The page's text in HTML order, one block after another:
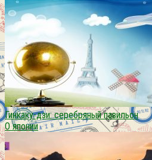
Гинкаку-дзи: серебряный павильон
О японии